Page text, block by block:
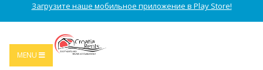
Загрузите наше мобильное приложение в Play Store!
MENU